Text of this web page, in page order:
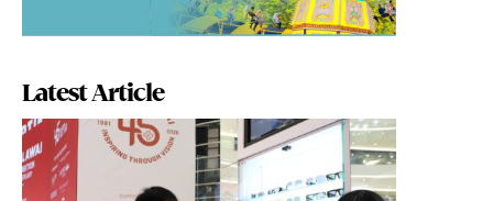
Latest Article